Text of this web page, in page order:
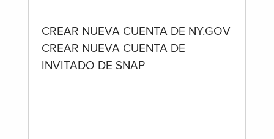
CREAR NUEVA CUENTA DE NY.GOV
CREAR NUEVA CUENTA DE
INVITADO DE SNAP